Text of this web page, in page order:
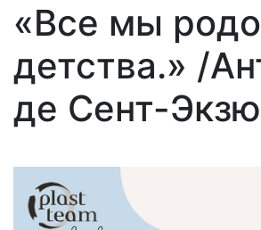
«Все мы
детства.» /
де Сент-